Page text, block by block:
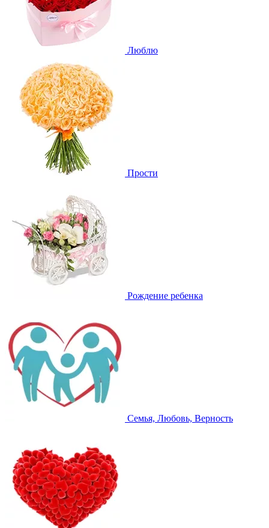
Люблю
Прости
Рождение ребенка
Семья, Любовь, Верность